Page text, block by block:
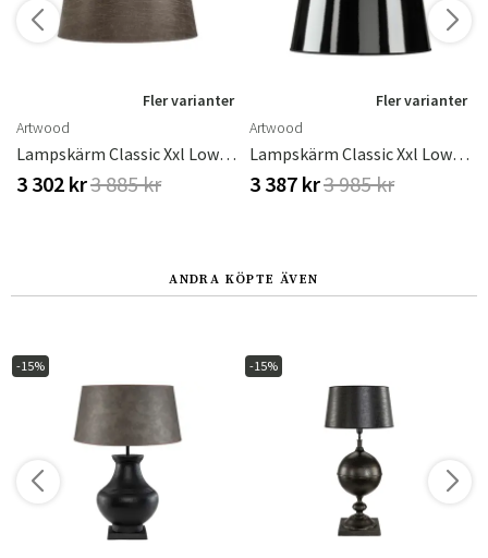
Fler varianter
Artwood
Lampskärm Classic Xxl Low Leather Pale Brown
3 302 kr3 885 kr
Fler varianter
Artwood
Lampskärm Classic Xxl Low Black Lacquer
3 387 kr3 985 kr
ANDRA KÖPTE ÄVEN
-15% -15%